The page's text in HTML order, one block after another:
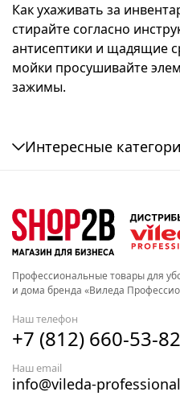
Как ухаживать за
стирайте согласно
антисептики и щадящие
мойки просушивайте
зажимы.
Интересные
Профессиональные товары для
и дома бренда «Виледа
Наш телефон
+7 (812) 660-53-82
Наш email
info@vileda-